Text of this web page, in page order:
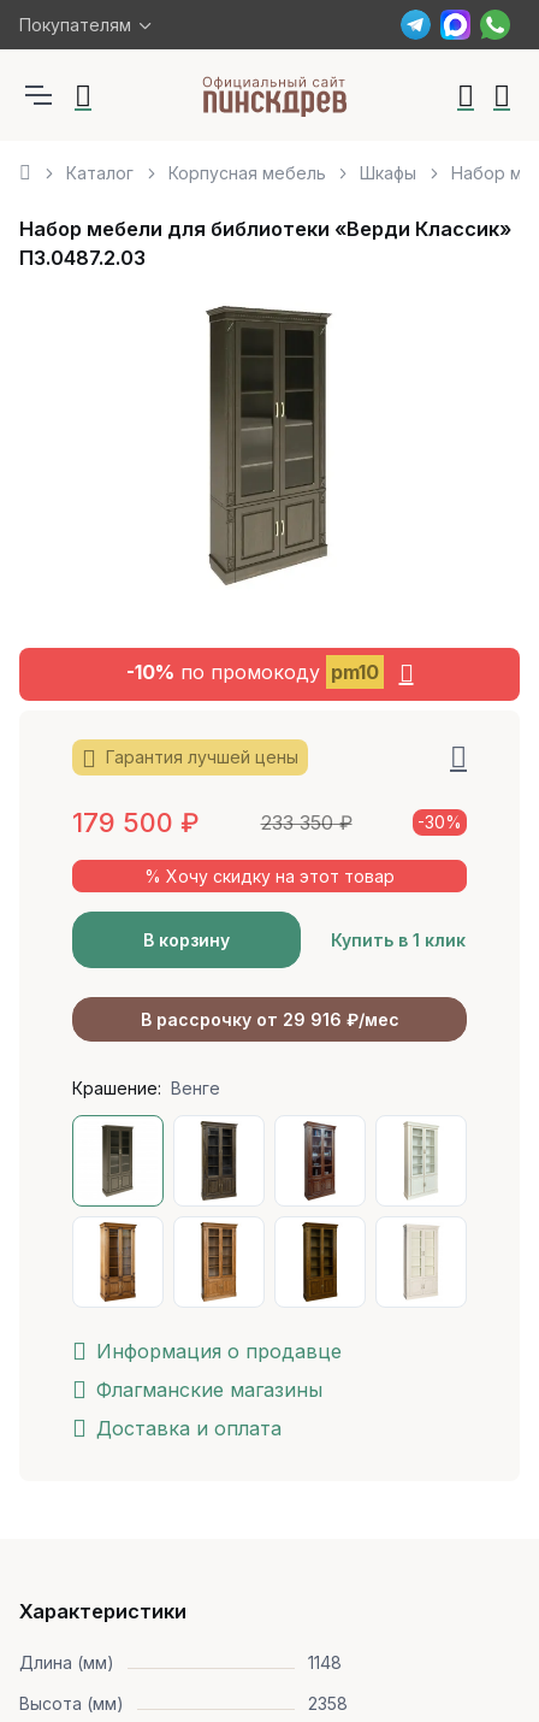
Покупателям
Каталог Корпусная мебель Шкафы Набор
Набор мебели для библиотеки «Верди Классик»
П3.0487.2.03
-10% по промокоду pm10
Гарантия лучшей цены
179 500 ₽ 233 350₽ -30%
% Хочу скидку на этот товар
В корзину Купить в 1 клик
В рассрочку от 29 916 ₽/мес
Крашение: Венге
Информация о продавце
Флагманские магазины
Доставка и оплата
Характеристики
Длина (мм)
1148
Высота (мм)
2358